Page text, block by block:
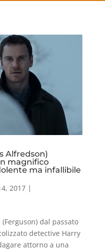
Alfredson)
magnifico
ma infallibile
2017|
dal passato
detective Harry
attorno a una